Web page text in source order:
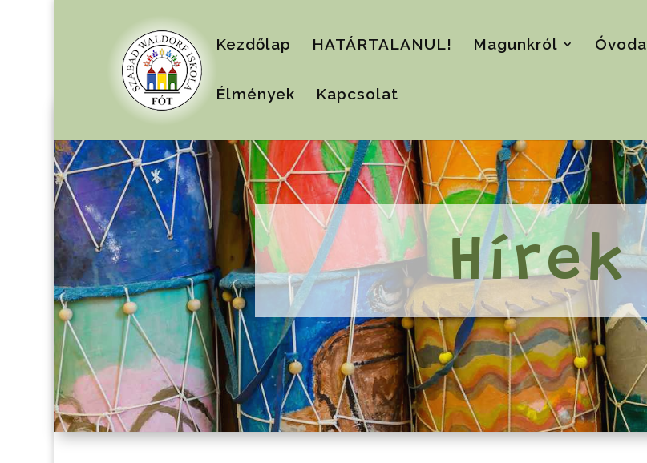
Kezdőlap HATÁRTALANUL! Magunkról Óvoda
Élmények Kapcsolat
Hírek